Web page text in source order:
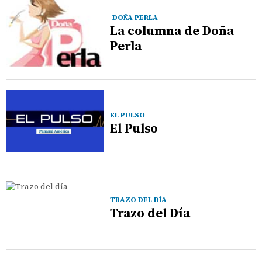
DOÑA PERLA
La columna de Doña
Perla
EL PULSO
El Pulso
TRAZO DEL DÍA
Trazo del Día